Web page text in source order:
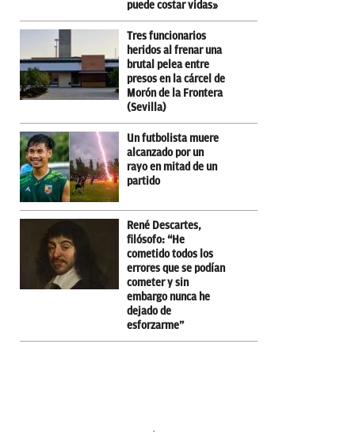
puede costar vidas»
Tres funcionarios
heridos al frenar una
brutal pelea entre
presos en la cárcel de
Morón de la Frontera
(Sevilla)
Un futbolista muere
alcanzado por un
rayo en mitad de un
partido
René Descartes,
filósofo: “He
cometido todos los
errores que se podían
cometer y sin
embargo nunca he
dejado de
esforzarme”